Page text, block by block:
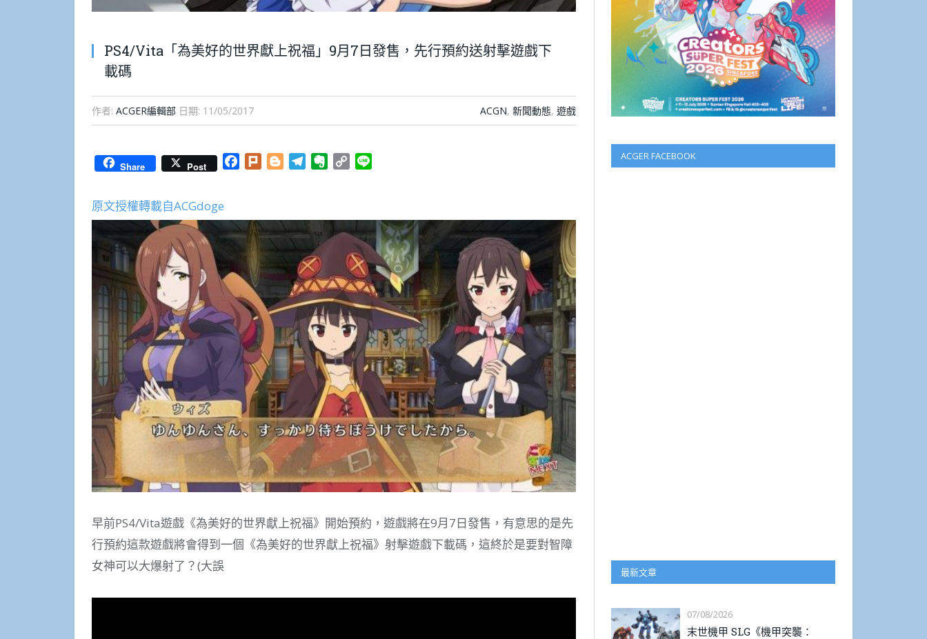
PS4/Vita「為美好的世界獻上祝福」9月7日發售，先行預約送射擊遊戲下
載碼
作者: ACGER編輯部 日期: 11/05/2017 ACGN, 新聞動態, 遊戲
Share Post Facebook
Plurk BloggerTelegramEvernote
Copy
原文授權轉載自ACGdoge
早前PS4/Vita遊戲《為美好的世界獻上祝福》開始預約，遊戲將在9月7日發售，有意思的是先
行預約這款遊戲將會得到一個《為美好的世界獻上祝福》射擊遊戲下載碼，這終於是要對智障
女神可以大爆射了？(大誤
ACGER FACEBOOK
最新文章
07/08/2026
末世機甲 SLG《機甲突襲：